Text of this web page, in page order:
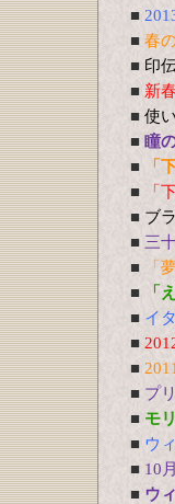
■
■ 春
■ 印
■ 新
■ 使
■ 瞳
■
「
■
「
■ ブ
■ 三
■
「
■
「
■ イ
■
■
■ プ
■ モ
■ ウ
■ 10
■ ウ